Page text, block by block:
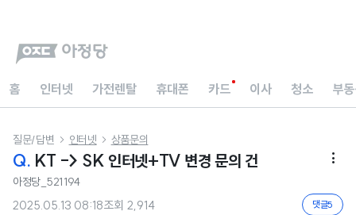
홈 인터넷 가전렌탈 휴대폰 카드 이사 청소 부
질문/답변  인터넷  상품문의
Q. KT -> SK 인터넷+TV 변경 문의 건 
아정당_521194
2025.05.13 08:18조회 2,914 댓글5